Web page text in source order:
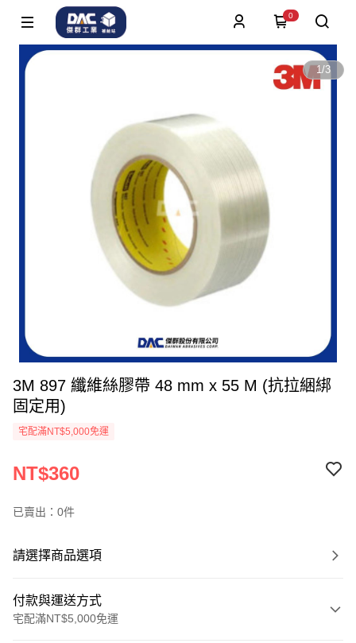
0
1/3
3M 897 纖維絲膠帶 48 mm x 55 M (抗拉綑綁
固定用)
宅配滿NT$5,000免運
NT$360
已賣出：0件
請選擇商品選項
付款與運送方式
宅配滿NT$5,000免運